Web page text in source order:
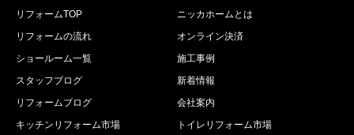
リフォームTOP
ニッカホームとは
リフォームの流れ
オンライン決済
ショールーム一覧
施工事例
スタッフブログ
新着情報
リフォームブログ
会社案内
キッチンリフォーム市場
トイレリフォーム市場